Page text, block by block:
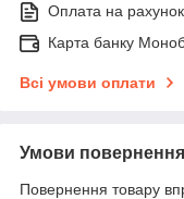
Оплата на рахунок
Карта банку
Всі умови оплати
Умови повернення
Повернення товару